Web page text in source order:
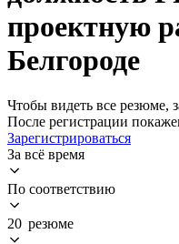
проектную
Белгороде
Чтобы видеть все резюме,
После регистрации
Зарегистрироваться
За всё время
По соответствию
20 резюме